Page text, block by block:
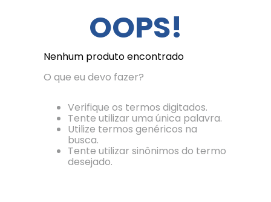
OOPS!
Nenhum produto encontrado
O que eu devo fazer?
Verifique os termos digitados.
Tente utilizar uma única palavra.
Utilize termos genéricos na
busca.
Tente utilizar sinônimos do termo
desejado.